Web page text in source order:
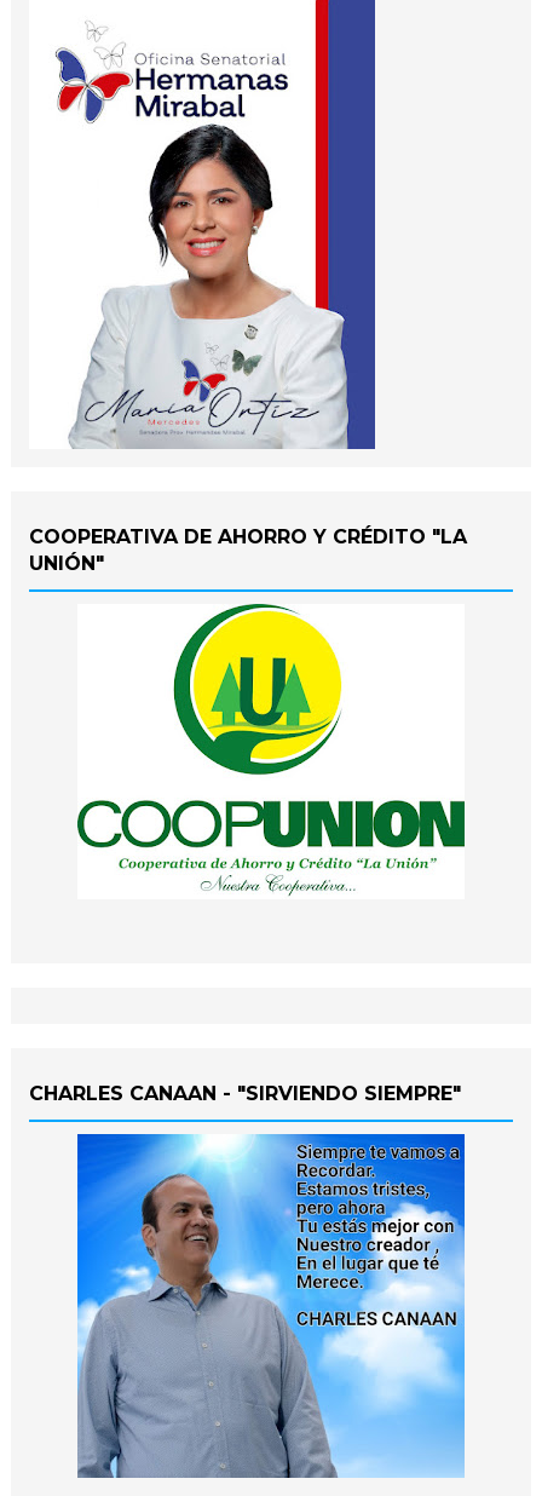
COOPERATIVA DE AHORRO Y CRÉDITO "LA
UNIÓN"
CHARLES CANAAN - "SIRVIENDO SIEMPRE"